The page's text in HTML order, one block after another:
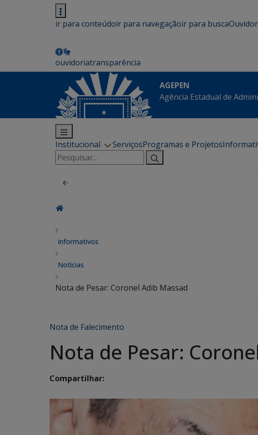
ir para conteúdoir para navegaçãoir para busca
ouvidoriatransparência
AGEPEN
Agência Estadual de
Institucional ServiçosProgramas e Projetos
Pesquisar
por:
Informativos
Notícias
Nota de Pesar: Coronel Adib Massad
Nota de Falecimento
Nota de Pesar:
Compartilhar: